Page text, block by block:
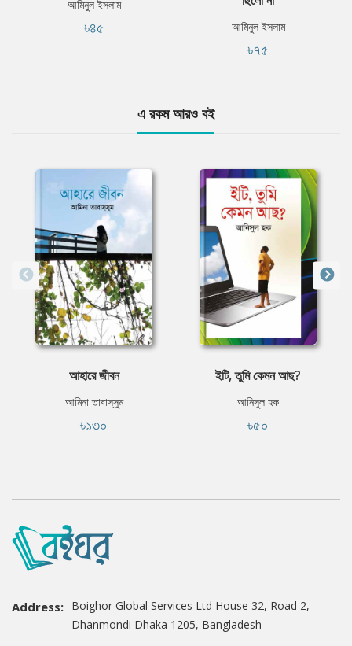
আমিনুল ইসলাম
৳৪৫ আমিনুল ইসলাম
৳৭৫
এ রকম আরও বই
আহারে জীবন
আমিনা তাবাস্‌সুম
৳১৩০
ইটি, তুমি কেমন আছ?
আনিসুল হক
৳৫০
Address: Boighor Global Services Ltd House 32, Road 2,
Dhanmondi Dhaka 1205, Bangladesh